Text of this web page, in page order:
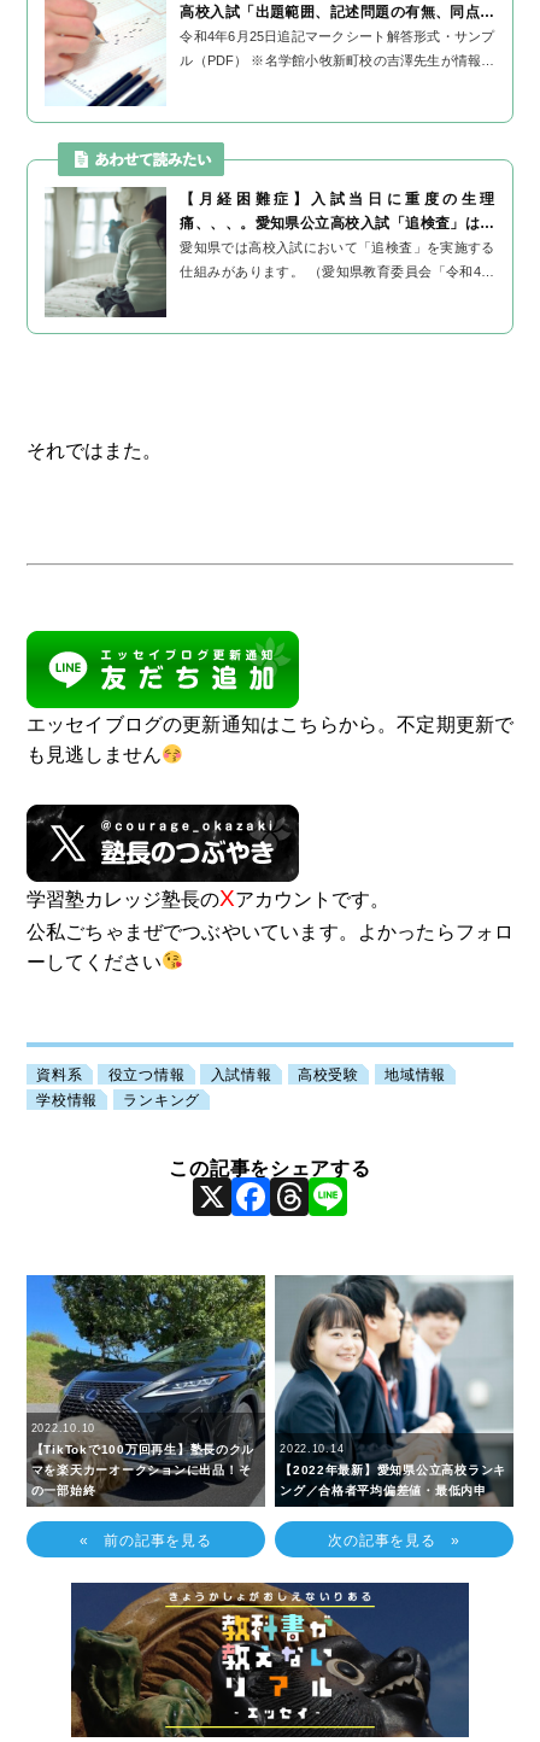
高校入試「出題範囲、記述問題の有無、同点の
場合の合否判定」について
令和4年6月25日追記マークシート解答形式・サンプ
ル（PDF） ※名学館小牧新町校の吉澤先生が情報提
【月経困難症】入試当日に重度の生理
痛、、、。愛知県公立高校入試「追検査」は受
けられる？
愛知県では高校入試において「追検査」を実施する
仕組みがあります。 （愛知県教育委員会「令和4年
それではまた。
エッセイブログの更新通知はこちらから。不定期更新で
も見逃しません
学習塾カレッジ塾長のXアカウントです。
公私ごちゃまぜでつぶやいています。よかったらフォロ
ーしてください
資料系 役立つ情報 入試情報 高校受験
地域情報
学校情報
ランキング
X Facebook
Threads
2022.10.10
【TikTokで100万回再生】塾長のクル
マを楽天カーオークションに出品！そ
の一部始終
« 前の記事を見る
2022.10.14
【2022年最新】愛知県公立高校ランキ
ング／合格者平均偏差値・最低内申
次の記事を見る »